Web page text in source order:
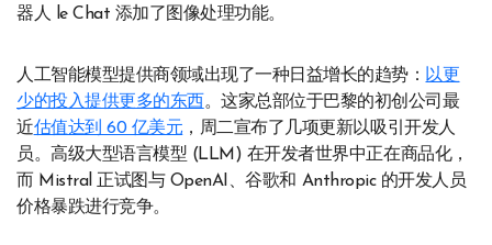
器人 le Chat 添加了图像处理功能。
人工智能模型提供商领域出现了一种日益增长的趋势： 以更
少的投入提供更多的东西。这家总部位于巴黎的初创公司最
近估值达到 60 亿美元 ，周二宣布了几项更新以吸引开发人
员。高级大型语言模型 (LLM) 在开发者世界中正在商品化，
而 Mistral 正试图与 OpenAI、谷歌和 Anthropic 的开发人员
价格暴跌进行竞争。